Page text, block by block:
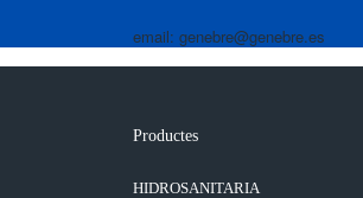
email: genebre@genebre.es
Productes
HIDROSANITARIA